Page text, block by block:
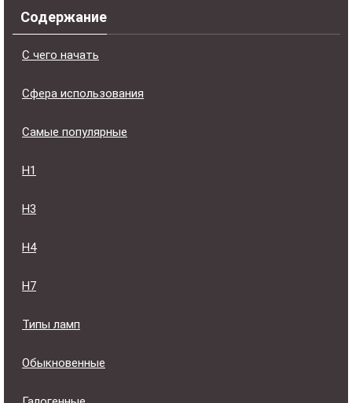
Содержание
С чего начать
Сфера использования
Самые популярные
H1
H3
H4
H7
Типы ламп
Обыкновенные